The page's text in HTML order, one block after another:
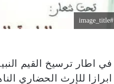
#image_title
في اطار ترسيخ القيم
ابرازا للإرث الحضاري